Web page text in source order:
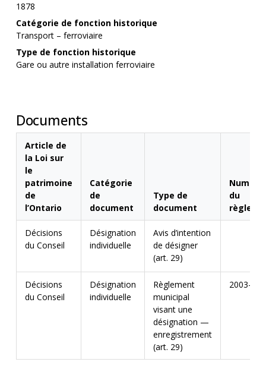
1878
Catégorie de fonction historique
Transport – ferroviaire
Type de fonction historique
Gare ou autre installation ferroviaire
Documents
Article de
la Loi sur
le
patrimoine
de
l’Ontario
Catégorie
de
document
Type de
document
Numéro
du
Décisions
du Conseil
Désignation
individuelle
Avis d’intention
de désigner
(art. 29)
Décisions
du Conseil
Désignation
individuelle
Règlement
municipal
visant une
désignation —
enregistrement
(art. 29)
2003-78